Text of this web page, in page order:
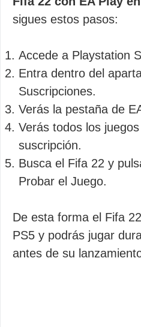
sigues estos pasos:
Accede a Playstation
Entra dentro del
Suscripciones.
Verás la pestaña de
Verás todos los
suscripción.
Busca el Fifa 22 y
Probar el Juego.
De esta forma el Fifa
PS5 y podrás jugar
antes de su